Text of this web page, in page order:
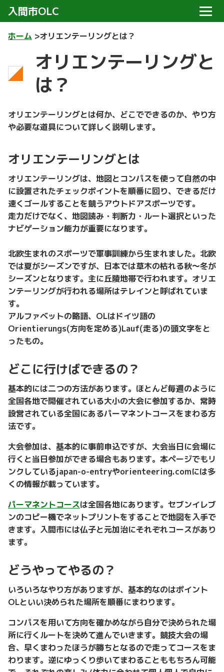
入間市OLC メニ
ホーム オリエンテーリングとは？
オリエンテーリングと
は？
オリエンテーリングとは何か、どこでできるのか、やり方
や必要な道具について詳しく説明します。
オリエンテーリングとは
オリエンテーリングは、地図とコンパスを使って自然の中
に設置されたチェックポイントを順番に回り、できるだけ
速くゴールすることを競うアウトドアスポーツです。
走力だけでなく、地図読み・判断力・ルート選択といった
ナビゲーション能力が重要になります。
北欧生まれのスポーツで軍事訓練から生まれました。北欧
では夏がシーズンですが、日本では草木の枯れる秋～冬が
シーズンとなります。主に丘陵地帯で行われます。オリエ
ンテーリングが行われる場所はテレインと呼ばれていま
す。
アルファベットの略語、OLはドイツ語の
Orientierungs(方向を定める)Lauf(走る)の頭文字をと
ったもの。
どこに行けばできるの？
基本的には二つの方法があります。ほとんど毎週のように
全国各地で開催されている大小の大会に参加するか、常時
設営されている全国にあるパーマネントコースをまわる方
法です。
大会参加は、基本的に事前申込ですが、大会当日に会場に
行くと当日参加ができる場合もあります。本ページでもリ
ンクしているjapan-o-entryやorienteering.comには多
くの情報が載っています。
パーマネントコースは全国各地にあります。セブンイレブ
ンのコピー機でネットプリントをすることで地図を入手で
きます。入間市には仏子と元加治にそれぞれコースがあり
ます。
どうやってやるの？
いろいろなやり方がありますが、基本的なのはポイント
OLといい決められた場所を順番にまわります。
コンパスを用いて方向を確かめながら自分で決められた場
所に行くルートを決めて進んでいきます。競技大会の場
合、早くまわったほうが勝ちとなるので走ってコースをま
わります。逆にゆっくり歩いてまわることももちろん可能